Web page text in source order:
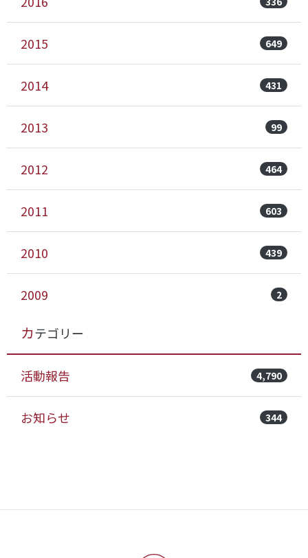
2015 649
2014 431
2013 99
2012 464
2011 603
2010 439
2009 2
カテゴリー
活動報告 4,790
お知らせ 344